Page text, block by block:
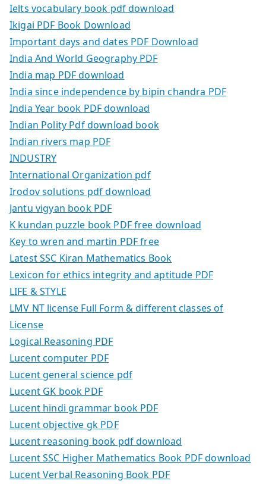
Ielts vocabulary book pdf download
Ikigai PDF Book Download
Important days and dates PDF Download
India And World Geography PDF
India map PDF download
India since independence by bipin chandra PDF
India Year book PDF download
Indian Polity Pdf download book
Indian rivers map PDF
INDUSTRY
International Organization pdf
Irodov solutions pdf download
Jantu vigyan book PDF
K kundan puzzle book PDF free download
Key to wren and martin PDF free
Latest SSC Kiran Mathematics Book
Lexicon for ethics integrity and aptitude PDF
LIFE & STYLE
LMV NT license Full Form & different classes of
License
Logical Reasoning PDF
Lucent computer PDF
Lucent general science pdf
Lucent GK book PDF
Lucent hindi grammar book PDF
Lucent objective gk PDF
Lucent reasoning book pdf download
Lucent SSC Higher Mathematics Book PDF download
Lucent Verbal Reasoning Book PDF